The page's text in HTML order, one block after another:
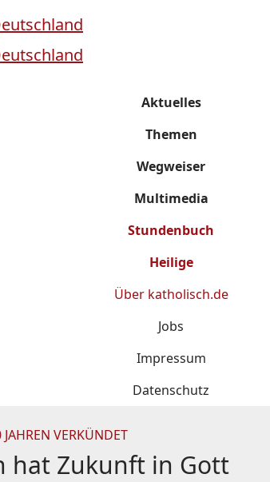
Aktuelles
Themen
Wegweiser
Multimedia
Stundenbuch
Heilige
Über katholisch.de
Jobs
Impressum
Datenschutz
VERKÜNDET
hat Zukunft in Gott